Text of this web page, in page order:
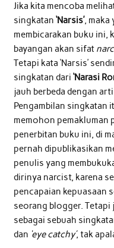
Jika kita mencoba
singkatan ‘Narsis’, maka
membicarakan buku ini,
bayangan akan sifat
Tetapi kata ‘Narsis’
singkatan dari ‘Narasi
jauh berbeda dengan
Pengambilan singkatan
memohon pemakluman
penerbitan buku ini, di
pernah dipublikasikan
penulis yang
dirinya narcist, karena
pencapaian kepuasaan
seorang blogger. Tetapi
sebagai sebuah
dan ‘eye catchy’, tak